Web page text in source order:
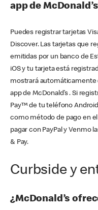
app de
Puedes registrar tarjetas
Discover. Las tarjetas que
emitidas por un banco de
iOS y tu tarjeta está
mostrará automáticamente
app de McDonald’s . Si
Pay™ de tu teléfono
como método de pago en
pagar con PayPal y Venmo
& Pay.
Curbside y
¿McDonald’s